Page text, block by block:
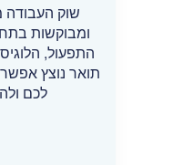
שוק העבודה
ומבוקשות
התפעול,
תואר נוצץ
לכם